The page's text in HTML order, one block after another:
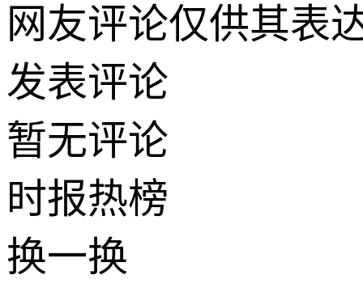
网友评论仅供其表
发表评论
暂无评论
时报热榜
换一换